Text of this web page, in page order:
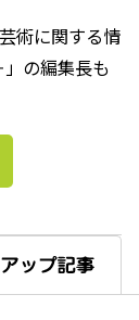
術に関する情
の編集長も